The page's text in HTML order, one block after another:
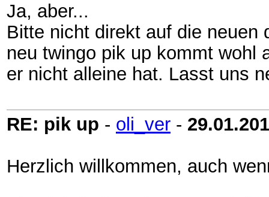
Ja, aber...
Bitte nicht direkt auf die neuen
neu twingo pik up kommt wohl
er nicht alleine hat. Lasst uns
RE: pik up - oli_ver -
Herzlich willkommen, auch